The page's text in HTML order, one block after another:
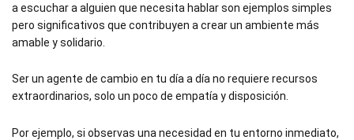
a escuchar a alguien que necesita hablar son ejemplos simples
pero significativos que contribuyen a crear un ambiente más
amable y solidario.
Ser un agente de cambio en tu día a día no requiere recursos
extraordinarios, solo un poco de empatía y disposición.
Por ejemplo, si observas una necesidad en tu entorno inmediato,